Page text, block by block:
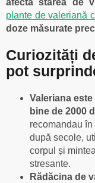
plante de valeriană
doze măsurate
Curiozități
pot
Valeriana
bine de 2000
recomandau
după secole,
corpul și
stresante.
Rădăcina de